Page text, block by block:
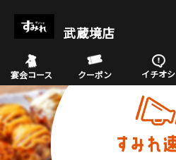
武蔵境店
宴会コース クーポン イチオシ